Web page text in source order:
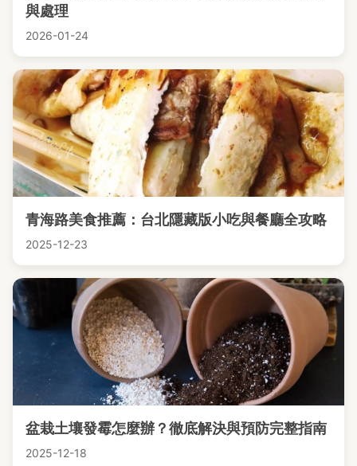
與處理
2026-01-24
青海路美食推薦：台北隱藏版小吃與餐廳全攻略
2025-12-23
盆栽土壤發霉怎麼辦？徹底解決與預防完整指南
2025-12-18